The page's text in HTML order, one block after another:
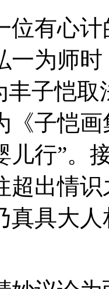
有心计
一为师
丰子恺
《子恺
儿行”。
超出情
真具大